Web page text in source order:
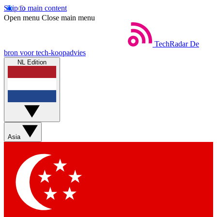
Skip to main content
Open menu Close main menu
TechRadar De
bron voor tech-koopadvies
NL Edition
Asia